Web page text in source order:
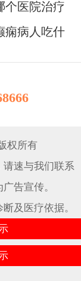
个医院治疗
痫病人吃什
权所有
速与我们联系
告宣传。
及医疗依据。